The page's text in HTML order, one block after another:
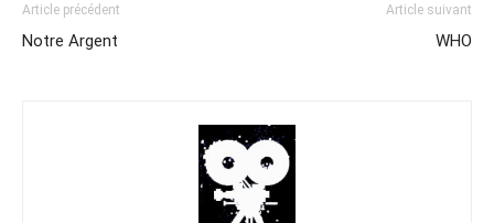
Article précédent
Notre Argent
Article suivant
WHO